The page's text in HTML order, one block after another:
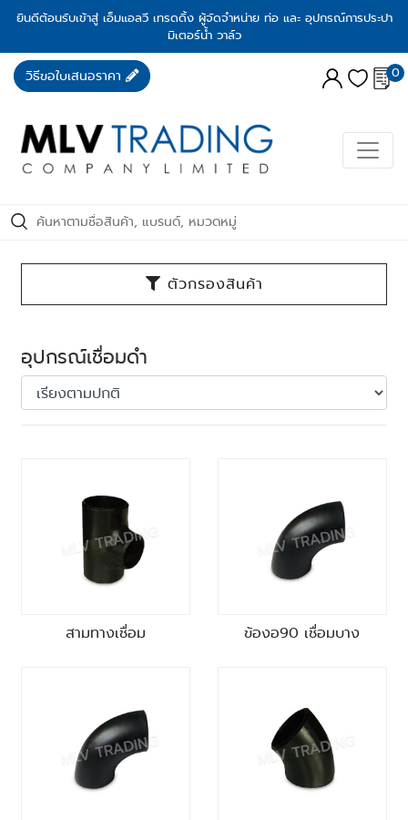
ยินดีต้อนรับเข้าสู่ เอ็มแอลวี เทรดดิ้ง ผู้จัดจำหน่าย ท่อ และ อุปกรณ์การประปา
มิเตอร์น้ำ วาล์ว
วิธีขอใบเสนอราคา 0
ตัวกรองสินค้า
อุปกรณ์เชื่อมดำ
สามทางเชื่อม ข้องอ90 เชื่อมบาง